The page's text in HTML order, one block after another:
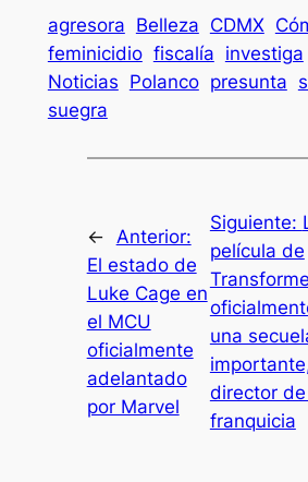
agresora Belleza CDMX
feminicidio fiscalía investiga
Noticias Polanco presunta
suegra
← Anterior:
El estado de
Luke Cage en
el MCU
oficialmente
adelantado
por Marvel
Siguiente:
película de
una
director
franquicia